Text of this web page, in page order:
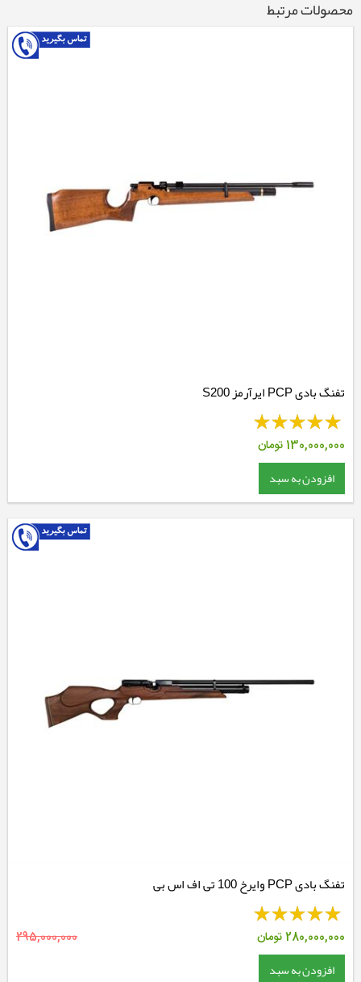
محصولات مرتبط
تفنگ بادی PCP ایرآرمز S200
130,000,000 تومان
افزودن به سبد
تفنگ بادی PCP وایرخ 100 تی اف اس بی
280,000,000تومان 295,000,000
افزودن به سبد